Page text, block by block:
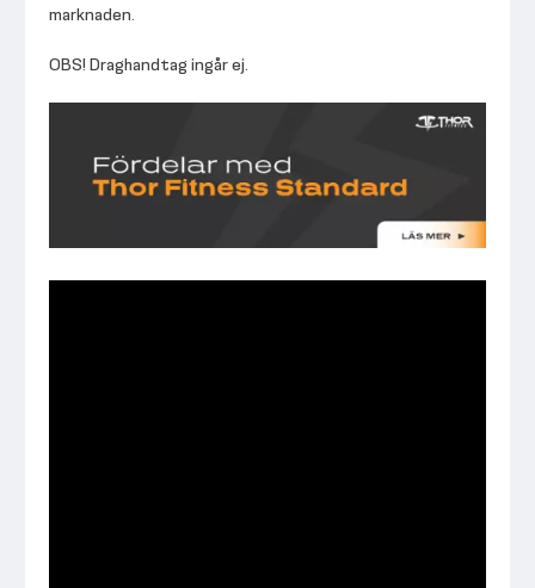
marknaden.
OBS! Draghandtag ingår ej.